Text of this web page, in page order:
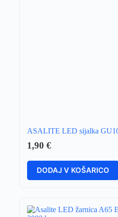
ASALITE LED sijalka
1,90 €
DODAJ V KOŠARICO